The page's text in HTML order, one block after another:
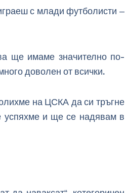
с млади футболисти –
ще имаме значително по-
доволен от всички.
на ЦСКА да си тръгне
успяхме и ще се надявам в